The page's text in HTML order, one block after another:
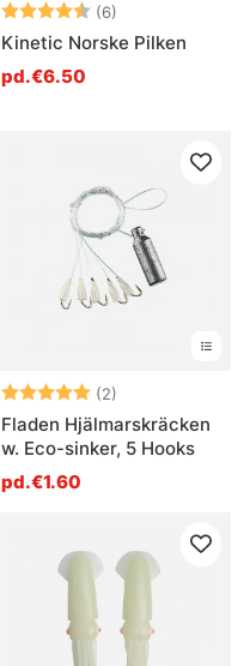
Note: (6)
Kinetic Norske Pilken
pd.€6.50
Note: (2)
Fladen Hjälmarskräcken
w. Eco-sinker, 5 Hooks
pd.€1.60